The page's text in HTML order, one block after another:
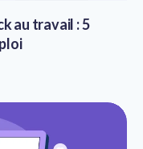
au travail : 5